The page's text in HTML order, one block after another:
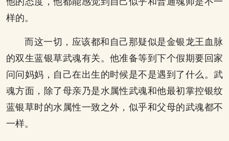
样的。
而这一切，应该都和自己那疑似是金银龙王血脉
的双生蓝银草武魂有关。他准备等到下个假期要回家
问问妈妈，自己在出生的时候是不是遇到了什么。武
魂方面，除了母亲乃是水属性武魂和他最初掌控银纹
蓝银草时的水属性一致之外，似乎和父母的武魂都不
一样。